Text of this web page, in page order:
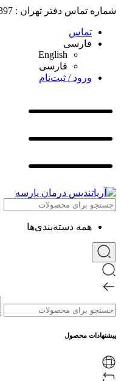
شماره تماس دفتر تهران : 02128428397
تماس
فارسی
English
فارسی
ورود / ثبت‌نام
همه دسته‌بندی‌ها
پیشنهادات محصول